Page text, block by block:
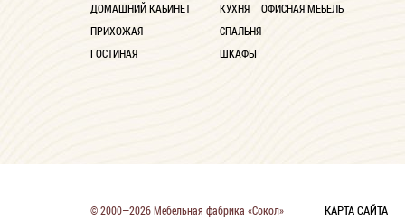
ДОМАШНИЙ КАБИНЕТ
ПРИХОЖАЯ
ГОСТИНАЯ
КУХНЯ
СПАЛЬНЯ
ШКАФЫ
ОФИСНАЯ МЕБЕЛЬ
© 2000—2026 Мебельная фабрика «Сокол» КАРТА САЙТА